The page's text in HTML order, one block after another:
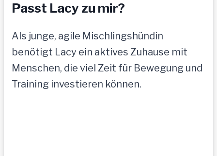
Passt Lacy zu mir?
Als junge, agile Mischlingshündin
benötigt Lacy ein aktives Zuhause mit
Menschen, die viel Zeit für Bewegung und
Training investieren können.